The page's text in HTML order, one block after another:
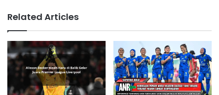
Related Articles